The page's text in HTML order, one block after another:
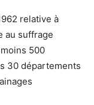
relative à
au suffrage
500
30 départements